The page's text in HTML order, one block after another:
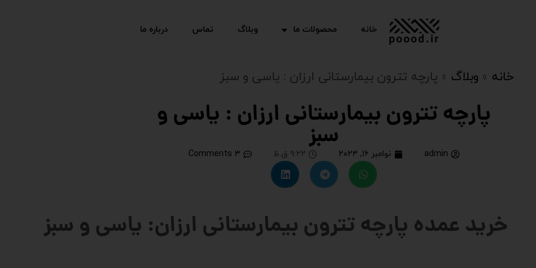
خانه محصولات ما وبلاگ تماس درباره ما
خانه » وبلاگ » پارچه تترون بیمارستانی ارزان : یاسی و سبز
پارچه تترون بیمارستانی ارزان : یاسی و
سبز
admin نوامبر ۱۶, ۲۰۲۴ ۹:۲۲ ق.ظ ۳ Comments
خرید عمده پارچه تترون بیمارستانی ارزان: یاسی و سبز